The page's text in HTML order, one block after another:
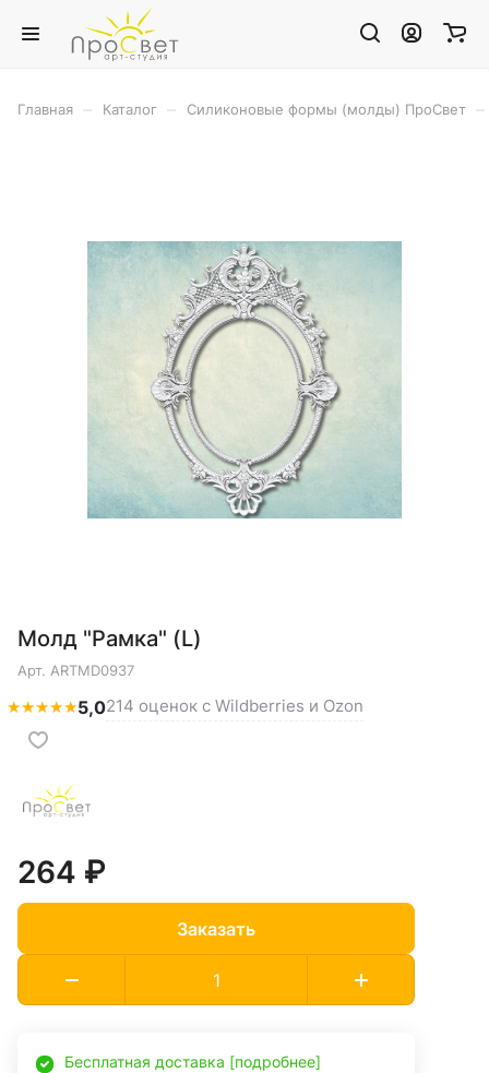
Главная Каталог Силиконовые формы (молды) ПроСвет
Молд "Рамка" (L)
Арт. ARTMD0937
★★★★★5,0214 оценок с Wildberries и Ozon
264 ₽
Заказать
Бесплатная доставка [подробнее]